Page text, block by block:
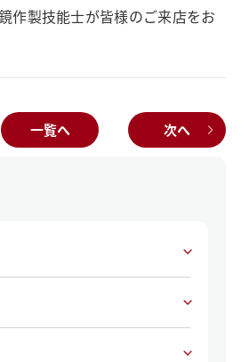
作製技能士が皆様のご来店をお
一覧へ 次へ